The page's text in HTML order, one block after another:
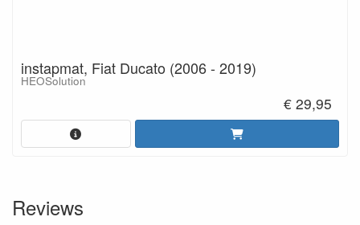
instapmat, Fiat Ducato (2006 - 2019)
HEOSolution
€ 29,95
Reviews